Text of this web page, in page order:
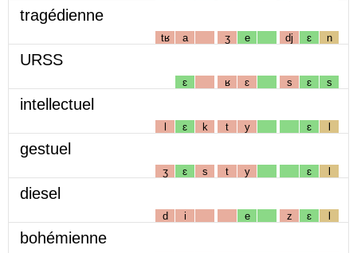
tragédienne
tʁ a ʒ e dj ɛ n
URSS
ɛ ʁ ɛ s ɛ s
intellectuel
l ɛ k t y ɛ l
gestuel
ʒ ɛ s t y ɛ l
diesel
d i e z ɛ l
bohémienne